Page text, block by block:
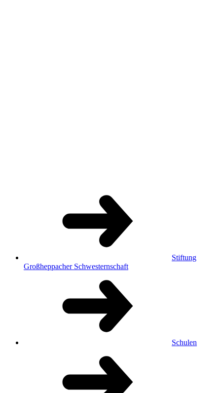
Stiftung
Großheppacher Schwesternschaft
Schulen